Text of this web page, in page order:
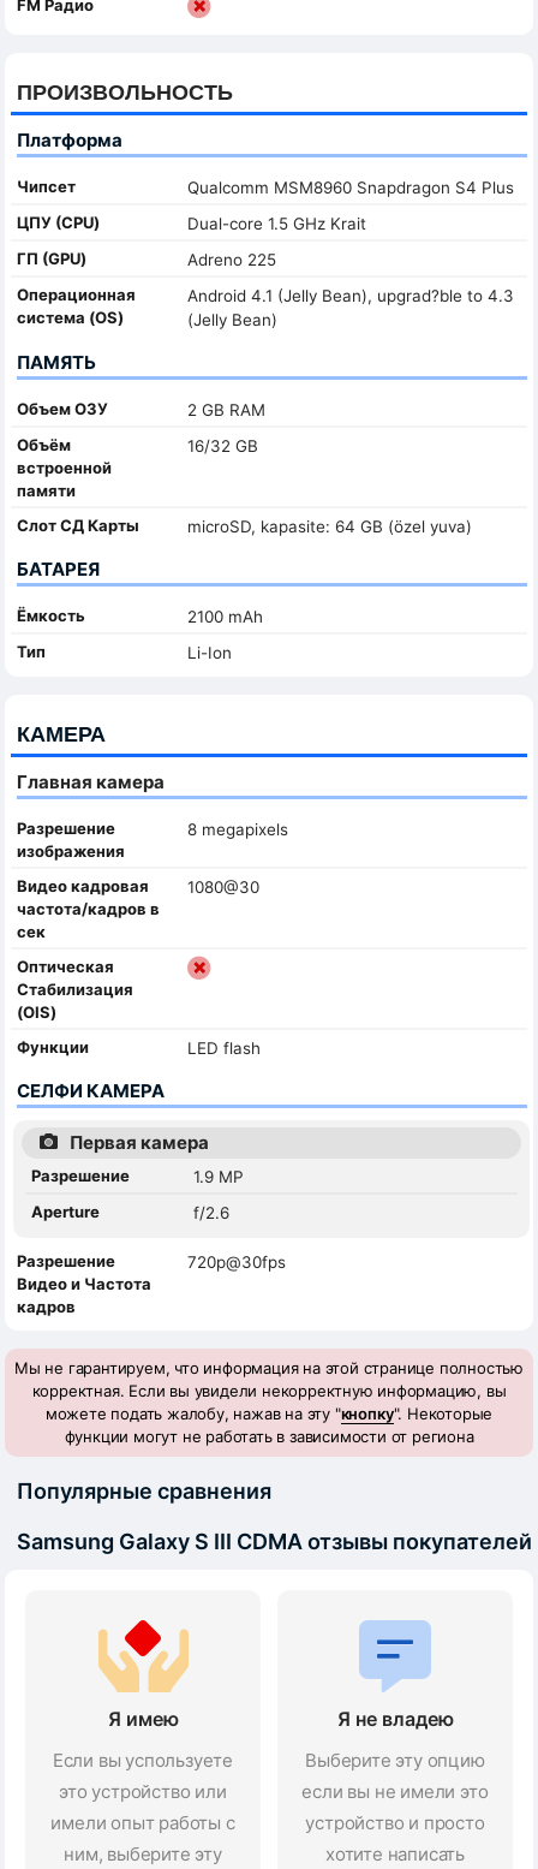
FM Радио
ПРОИЗВОЛЬНОСТЬ
Платформа
Чипсет
Qualcomm MSM8960 Snapdragon S4 Plus
ЦПУ (CPU)
Dual-core 1.5 GHz Krait
ГП (GPU)
Adreno 225
Oперационная
система (OS)
Android 4.1 (Jelly Bean), upgrad?ble to 4.3
(Jelly Bean)
ПАМЯТЬ
Объем ОЗУ
2 GB RAM
Объём
встроенной
памяти
16/32 GB
Слот СД Карты microSD, kapasite: 64 GB (özel yuva)
БАТАРЕЯ
Ёмкость
2100 mAh
Тип
Li-Ion
КАМЕРА
Главная камера
Разрешение
изображения
8 megapixels
Видео кадровая
частота/кадров в
сек
1080@30
Оптическая
Стабилизация
(OIS)
Функции
LED flash
СЕЛФИ КАМЕРА
Первая камера
Разрешение
1.9 MP
Aperture
f/2.6
Разрешение
Видео и Частота
кадров
720p@30fps
Мы не гарантируем, что информация на этой странице полностью
корректная. Если вы увидели некорректную информацию, вы
можете подать жалобу, нажав на эту "кнопку". Некоторые
функции могут не работать в зависимости от региона
Популярные сравнения
Samsung Galaxy S III CDMA отзывы покупателей
Я имею
Если вы успользуете
это устройство или
имели опыт работы с
ним, выберите эту
Я не владею
Выберите эту опцию
если вы не имели это
устройство и просто
хотите написать